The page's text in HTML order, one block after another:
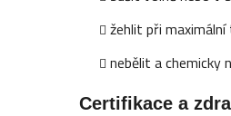
žehlit při
nebělit a chemicky
Certifikace a